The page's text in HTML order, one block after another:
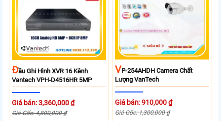
ĐẦu Ghi Hình XVR 16 Kênh
Vantech VPH-D4516HR 5MP
Giá bán: 3,360,000 ₫
Giá Gốc: 4,800,000 ₫
VP-254AHDH Camera Chất
Lượng VanTech
Giá bán: 910,000 ₫
Giá Gốc: 1,300,000 ₫